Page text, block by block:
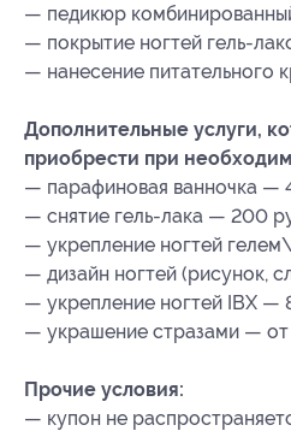
— педикюр
— покрытие ногтей гель-
— нанесение питательного
Дополнительные услуги,
приобрести при
— парафиновая ванночка —
— снятие гель-лака — 200
— укрепление ногтей
— дизайн ногтей (рисунок,
— укрепление ногтей IBX —
— украшение стразами — от
Прочие условия:
— купон не